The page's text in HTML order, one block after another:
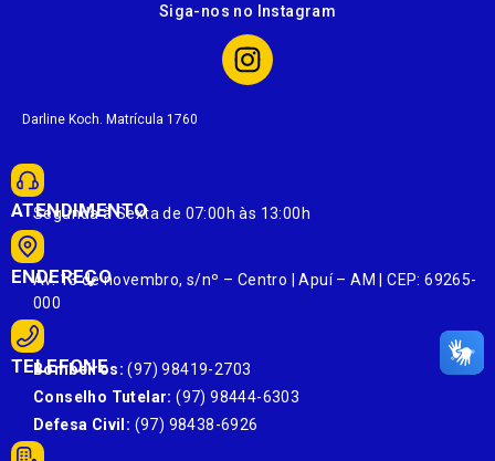
Siga-nos no Instagram
Darline Koch. Matrícula 1760
ATENDIMENTO
Segunda à Sexta de 07:00h às 13:00h
ENDEREÇO
Av. 13 de novembro, s/nº – Centro | Apuí – AM | CEP: 69265-
000
TELEFONE
Bombeiros: (97) 98419-2703
Conselho Tutelar: (97) 98444-6303
Defesa Civil: (97) 98438-6926